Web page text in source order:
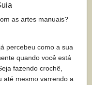
as artes manuais?
percebeu como a sua
quando você está
fazendo crochê,
até mesmo varrendo a